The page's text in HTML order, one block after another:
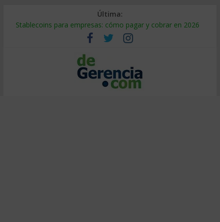
Última:
Stablecoins para empresas: cómo pagar y cobrar en 2026
Despido silencioso: qué es y por qué sale tan caro
IA en selección de personal: cómo auditarla a tiempo
Trabajo forzoso en la cadena de suministro: qué hacer
Mercado hispano de EE. UU.: cómo segmentarlo y venderle